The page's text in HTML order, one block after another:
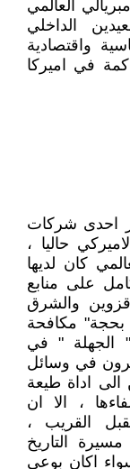
العالمي
الداخلي
واقتصادية
في اميركا
مدير احدى شركات
حاليا ،
كان لديها
على منابع
والشرق
بحجة" مكافحة
" الجهلة " في
في وسائل
الى اداة طيعة
، الا ان
القريب ،
التاريخ
اكان بوعي